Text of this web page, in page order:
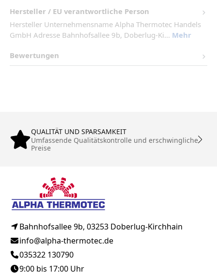
Hersteller / EU verantwortliche Person
Hersteller Unternehmensname Alpha Thermotec Handels
GmbH Adresse Bahnhofsallee 9b, Doberlug-Ki... Mehr
Bewertungen
QUALITÄT UND SPARSAMKEIT
Umfassende Qualitätskontrolle und erschwingliche
Preise
Bahnhofsallee 9b, 03253 Doberlug-Kirchhain
info@alpha-thermotec.de
035322 130790
9:00 bis 17:00 Uhr